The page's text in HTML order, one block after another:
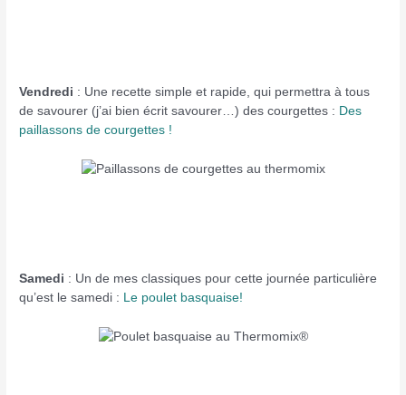
Vendredi : Une recette simple et rapide, qui permettra à tous
de savourer (j’ai bien écrit savourer…) des courgettes : Des
paillassons de courgettes !
Samedi : Un de mes classiques pour cette journée particulière
qu’est le samedi : Le poulet basquaise!